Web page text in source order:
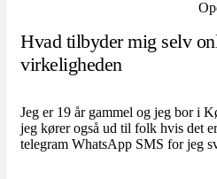
Hvad tilbyder mig selv
virkeligheden
Jeg er 19 år gammel og jeg bor i
jeg kører også ud til folk hvis det
telegram WhatsApp SMS for jeg